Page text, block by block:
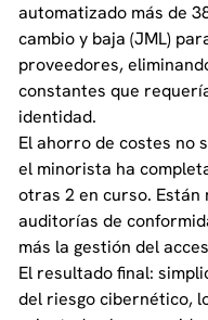
automatizado más de
cambio y baja (JML)
proveedores,
constantes que
identidad.
El ahorro de costes no
el minorista ha
otras 2 en curso.
auditorías de
más la gestión del
El resultado final:
del riesgo cibernético,